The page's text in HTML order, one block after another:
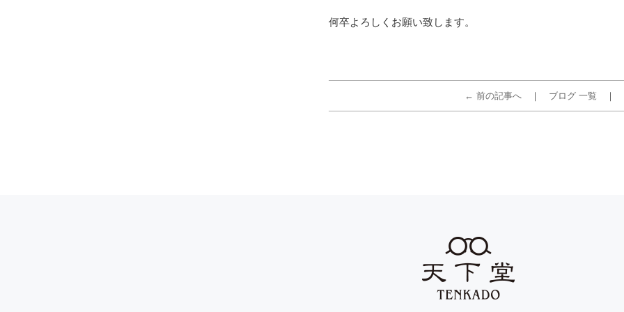
何卒よろしくお願い致します。
← 前の記事へ ブログ 一覧